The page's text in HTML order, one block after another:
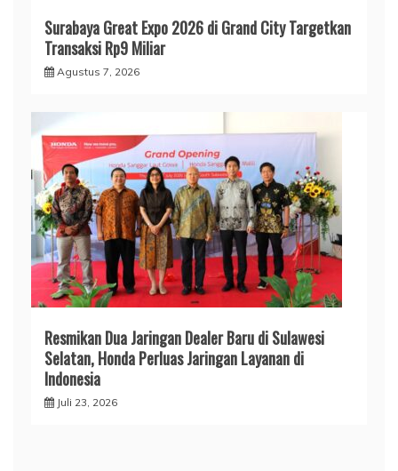
Surabaya Great Expo 2026 di Grand City Targetkan
Transaksi Rp9 Miliar
Agustus 7, 2026
Resmikan Dua Jaringan Dealer Baru di Sulawesi
Selatan, Honda Perluas Jaringan Layanan di
Indonesia
Juli 23, 2026